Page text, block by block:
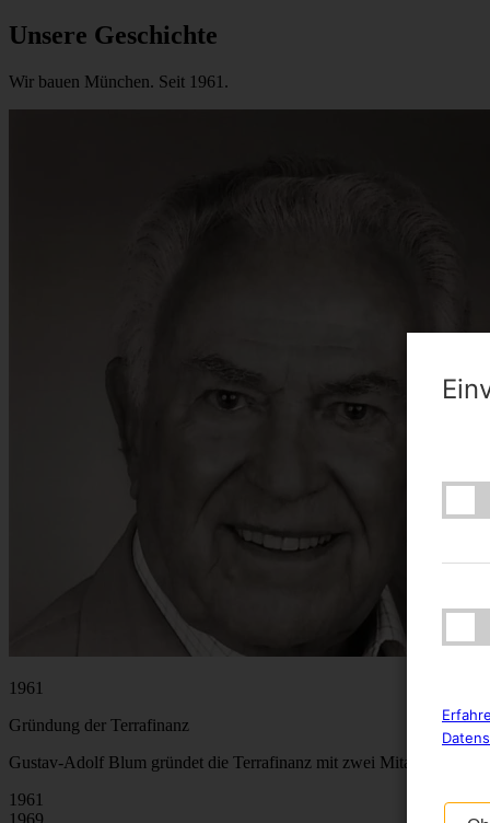
Unsere Geschichte
Wir bauen München. Seit 1961.
1961
Gründung der Terrafinanz
Gustav-Adolf Blum gründet die Terrafinanz mit zwei Mitarbeitern in
1961
1969